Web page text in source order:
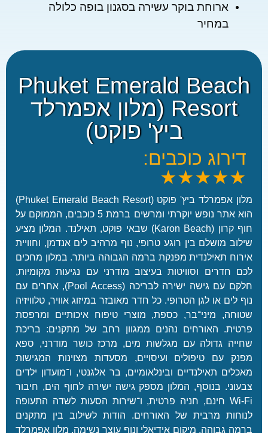
ארוחת בוקר עשירה בסגנון בופה כלולה
במחיר
Phuket Emerald
Resort (מלון אפמרלד
ביץ' פוקט)
כוכבים:
מלון אפמרלד ביץ' פוקט (Phuket Emerald Beach Resort)
הוא אתר נופש יוקרתי ומרשים ברמת 5 כוכבים, הממוקם על
חוף קרון (Karon Beach) שבאי פוקט, תאילנד. המלון מציע
מושלם בין רוגע טרופי, נוף מרהיב לים אנדמן, וחוויית
תאילנדית מפנקת ברמה הגבוהה ביותר. במלון מחכים
חדרים וסוויטות בעיצוב מודרני עם נגיעות מקומיות,
חלקם עם גישה ישירה לבריכה (Pool Access), אחרים עם
לים או לגן הטרופי. כל חדר מאובזר במיזוג אוויר, טלוויזיה
מיני־בר, כספת, מוצרי טיפוח איכותיים ומרפסת
האורחים נהנים ממגוון רחב של מתקנים: בריכת
גדולה עם מגלשות מים, מרכז כושר מודרני, ספא
עם טיפולים ועיסויים, מסעדות מצוינות המגישות
תאילנדיים ובינלאומיים, בר אלגנטי, ו־מועדון ילדים
בנוסף, המלון מספק גישה ישירה לחוף הים, חיבור
Wi-Fi חינם, חניה פרטית, ו־שירות הסעות לשדה התעופה
מרבית של האורחים. הודות לשילוב בין מתקנים
גבוהה, מיקום אידיאלי ונוף עוצר נשימה, מלון אפמרלד
★
★
★
o
v
e
n
p
i
c
k
M
y
t
h
H
o
t
e
l
P
★
★
★
★
h
u
a
y
B
a
y
A
R
i
t
z
-
C
a
r